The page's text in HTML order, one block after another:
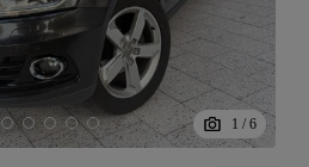
1 / 6